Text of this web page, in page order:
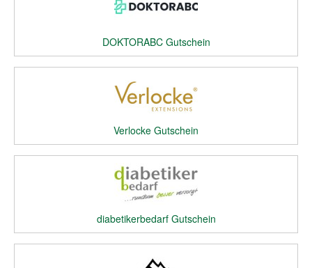
DOKTORABC Gutschein
Verlocke Gutschein
diabetikerbedarf Gutschein